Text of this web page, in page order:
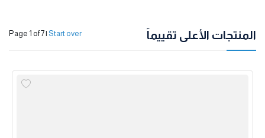
المنتجات الأعلى تقييماً Page 1 of 7| Start over